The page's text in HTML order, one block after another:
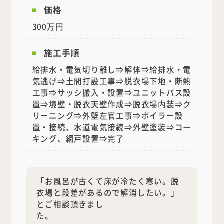
価格
300万円
施工手順
給排水・電気切り離し⇒解体⇒給排水・電
気逃げ⇒土間打設工事⇒脱衣場下地・断熱
工事⇒サッシ搬入・設置⇒ユニットバス設
置⇒境壁・脱衣天壁作成⇒脱衣場内装⇒ク
リーニング⇒外壁左官工事⇒ボイラー設
置・接続、水道電気接続⇒外壁塗装⇒コー
キング、網戸設置⇒完了
「お風呂が古くて床が冷たく寒い。脱
衣場と段差があるので解消したい。」
とご相談頂きまし
た。